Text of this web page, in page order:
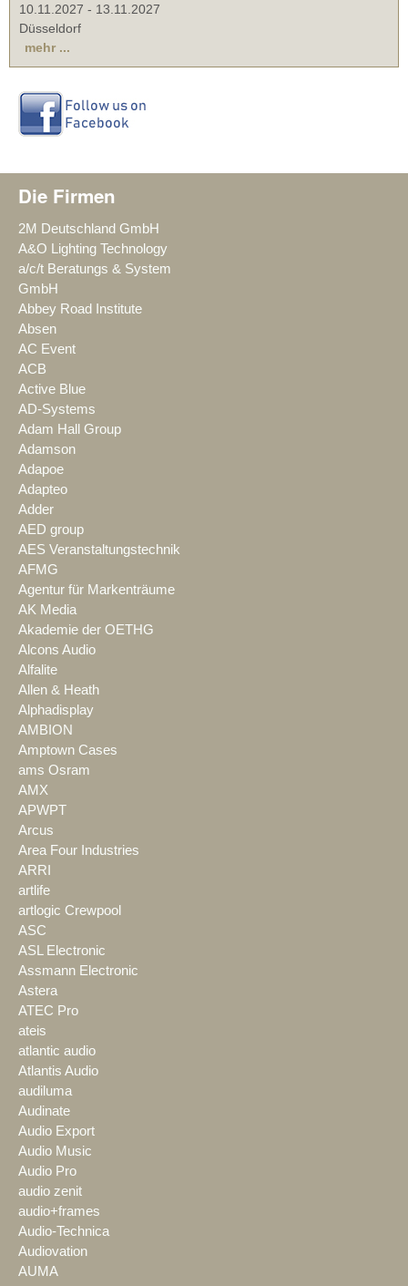
10.11.2027 - 13.11.2027
Düsseldorf
mehr ...
Die Firmen
2M Deutschland GmbH
A&O Lighting Technology
a/c/t Beratungs & System
GmbH
Abbey Road Institute
Absen
AC Event
ACB
Active Blue
AD-Systems
Adam Hall Group
Adamson
Adapoe
Adapteo
Adder
AED group
AES Veranstaltungstechnik
AFMG
Agentur für Markenträume
AK Media
Akademie der OETHG
Alcons Audio
Alfalite
Allen & Heath
Alphadisplay
AMBION
Amptown Cases
ams Osram
AMX
APWPT
Arcus
Area Four Industries
ARRI
artlife
artlogic Crewpool
ASC
ASL Electronic
Assmann Electronic
Astera
ATEC Pro
ateis
atlantic audio
Atlantis Audio
audiluma
Audinate
Audio Export
Audio Music
Audio Pro
audio zenit
audio+frames
Audio-Technica
Audiovation
AUMA